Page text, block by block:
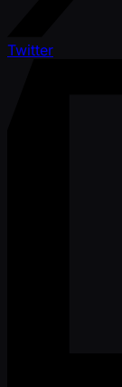
Twitter